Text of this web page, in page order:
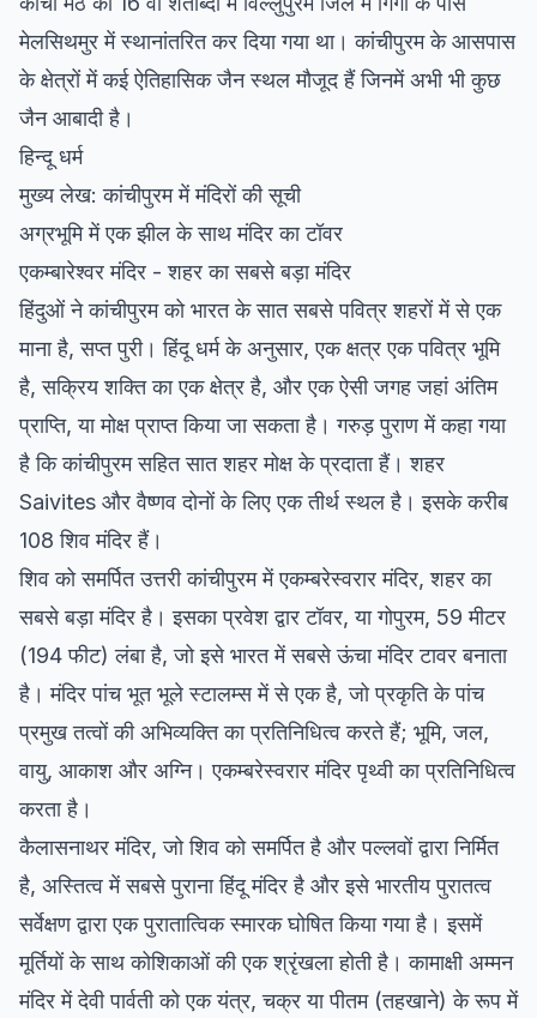
मेलसिथमुर में स्थानांतरित कर दिया गया था। कांचीपुरम के आसपास
के क्षेत्रों में कई ऐतिहासिक जैन स्थल मौजूद हैं जिनमें अभी भी कुछ
जैन आबादी है।
हिन्दू धर्म
मुख्य लेख: कांचीपुरम में मंदिरों की सूची
अग्रभूमि में एक झील के साथ मंदिर का टॉवर
एकम्बारेश्वर मंदिर - शहर का सबसे बड़ा मंदिर
हिंदुओं ने कांचीपुरम को भारत के सात सबसे पवित्र शहरों में से एक
माना है, सप्त पुरी। हिंदू धर्म के अनुसार, एक क्षत्र एक पवित्र भूमि
है, सक्रिय शक्ति का एक क्षेत्र है, और एक ऐसी जगह जहां अंतिम
प्राप्ति, या मोक्ष प्राप्त किया जा सकता है। गरुड़ पुराण में कहा गया
है कि कांचीपुरम सहित सात शहर मोक्ष के प्रदाता हैं। शहर
Saivites और वैष्णव दोनों के लिए एक तीर्थ स्थल है। इसके करीब
108 शिव मंदिर हैं।
शिव को समर्पित उत्तरी कांचीपुरम में एकम्बरेस्वरार मंदिर, शहर का
सबसे बड़ा मंदिर है। इसका प्रवेश द्वार टॉवर, या गोपुरम, 59 मीटर
(194 फीट) लंबा है, जो इसे भारत में सबसे ऊंचा मंदिर टावर बनाता
है। मंदिर पांच भूत भूले स्टालम्स में से एक है, जो प्रकृति के पांच
प्रमुख तत्वों की अभिव्यक्ति का प्रतिनिधित्व करते हैं; भूमि, जल,
वायु, आकाश और अग्नि। एकम्बरेस्वरार मंदिर पृथ्वी का प्रतिनिधित्व
करता है।
कैलासनाथर मंदिर, जो शिव को समर्पित है और पल्लवों द्वारा निर्मित
है, अस्तित्व में सबसे पुराना हिंदू मंदिर है और इसे भारतीय पुरातत्व
सर्वेक्षण द्वारा एक पुरातात्विक स्मारक घोषित किया गया है। इसमें
मूर्तियों के साथ कोशिकाओं की एक श्रृंखला होती है। कामाक्षी अम्मन
मंदिर में देवी पार्वती को एक यंत्र, चक्र या पीतम (तहखाने) के रूप में